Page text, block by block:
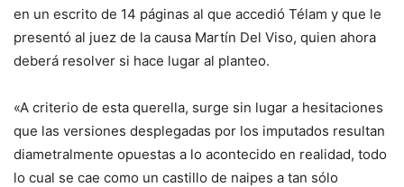
en un escrito de 14 páginas al que accedió Télam y que le
presentó al juez de la causa Martín Del Viso, quien ahora
deberá resolver si hace lugar al planteo.
«A criterio de esta querella, surge sin lugar a hesitaciones
que las versiones desplegadas por los imputados resultan
diametralmente opuestas a lo acontecido en realidad, todo
lo cual se cae como un castillo de naipes a tan sólo